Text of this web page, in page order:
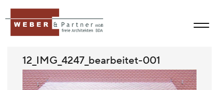
12_IMG_4247_bearbeitet-001